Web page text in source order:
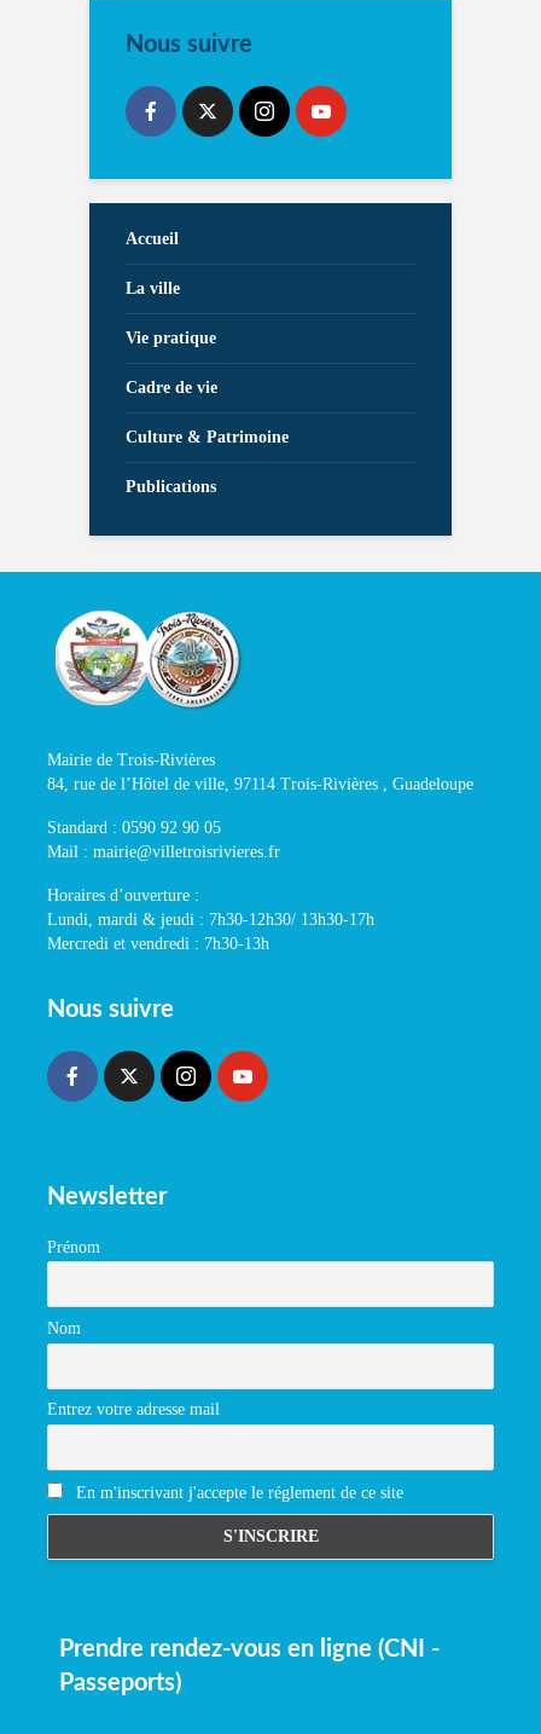
Nous suivre
Accueil
La ville
Vie pratique
Cadre de vie
Culture & Patrimoine
Publications
Mairie de Trois-Rivières
84, rue de l’Hôtel de ville, 97114 Trois-Rivières , Guadeloupe
Standard : 0590 92 90 05
Mail : mairie@villetroisrivieres.fr
Horaires d’ouverture :
Lundi, mardi & jeudi : 7h30-12h30/ 13h30-17h
Mercredi et vendredi : 7h30-13h
Nous suivre
Newsletter
Prénom
Nom
Entrez votre adresse mail
En m'inscrivant j'accepte le réglement de ce site
Prendre rendez-vous en ligne (CNI -
Passeports)